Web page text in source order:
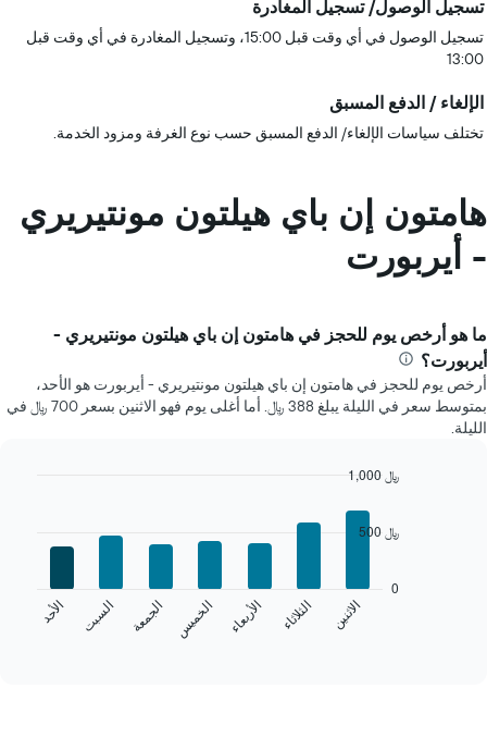
تسجيل الوصول/ تسجيل المغادرة
تسجيل الوصول في أي وقت قبل 15:00، وتسجيل المغادرة في أي وقت قبل
13:00
الإلغاء / الدفع المسبق
تختلف سياسات الإلغاء/ الدفع المسبق حسب نوع الغرفة ومزود الخدمة.
هامتون إن باي هيلتون مونتيريري
- أيربورت
ما هو أرخص يوم للحجز في هامتون إن باي هيلتون مونتيريري -
أيربورت؟
أرخص يوم للحجز في هامتون إن باي هيلتون مونتيريري - أيربورت هو الأحد،
بمتوسط سعر في الليلة يبلغ 388 ﷼. أما أغلى يوم فهو الاثنين بسعر 700 ﷼ في
الليلة.
الاثنين الثلاثاء الأربعاء الخميس الجمعة السبت الأحد
0
500 ﷼
1,000 ﷼